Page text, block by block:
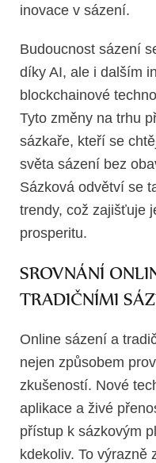
inovace v sázení.
Budoucnost sázení
díky AI, ale i dalším
blockchainové
Tyto změny na trhu
sázkaře, kteří se
světa sázení bez
Sázková odvětví se
trendy, což zajišťuje
prosperitu.
SROVNÁNÍ
TRADIČNÍMI
Online sázení a
nejen způsobem
zkušeností. Nové
aplikace a živé
přístup k sázkovým
kdekoliv. To výrazně